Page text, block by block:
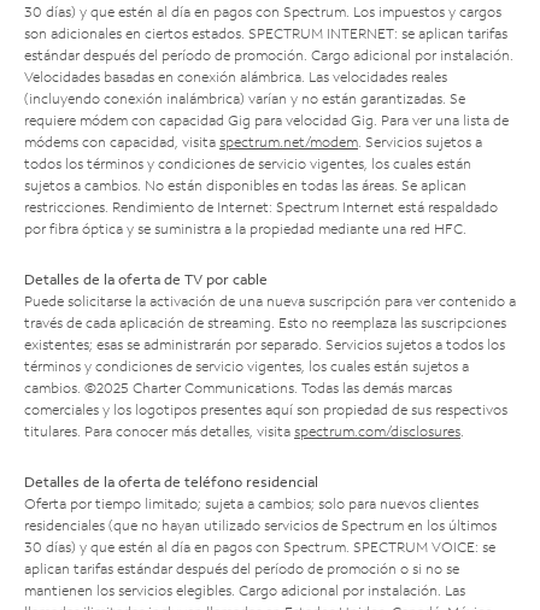
30 días) y que estén al día en pagos con Spectrum. Los impuestos y cargos
son adicionales en ciertos estados. SPECTRUM INTERNET: se aplican tarifas
estándar después del período de promoción. Cargo adicional por instalación.
Velocidades basadas en conexión alámbrica. Las velocidades reales
(incluyendo conexión inalámbrica) varían y no están garantizadas. Se
requiere módem con capacidad Gig para velocidad Gig. Para ver una lista de
módems con capacidad, visita spectrum.net/modem . Servicios sujetos a
todos los términos y condiciones de servicio vigentes, los cuales están
sujetos a cambios. No están disponibles en todas las áreas. Se aplican
restricciones. Rendimiento de Internet: Spectrum Internet está respaldado
por fibra óptica y se suministra a la propiedad mediante una red HFC.
Detalles de la oferta de TV por cable
Puede solicitarse la activación de una nueva suscripción para ver contenido a
través de cada aplicación de streaming. Esto no reemplaza las suscripciones
existentes; esas se administrarán por separado. Servicios sujetos a todos los
términos y condiciones de servicio vigentes, los cuales están sujetos a
cambios. ©2025 Charter Communications. Todas las demás marcas
comerciales y los logotipos presentes aquí son propiedad de sus respectivos
titulares. Para conocer más detalles, visita spectrum.com/disclosures
Detalles de la oferta de teléfono residencial
Oferta por tiempo limitado; sujeta a cambios; solo para nuevos clientes
residenciales (que no hayan utilizado servicios de Spectrum en los últimos
30 días) y que estén al día en pagos con Spectrum. SPECTRUM VOICE: se
aplican tarifas estándar después del período de promoción o si no se
mantienen los servicios elegibles. Cargo adicional por instalación. Las